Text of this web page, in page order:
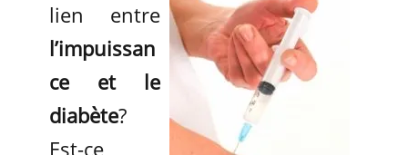
lien entre
l’impuissan
ce et le
diabète?
Est-ce